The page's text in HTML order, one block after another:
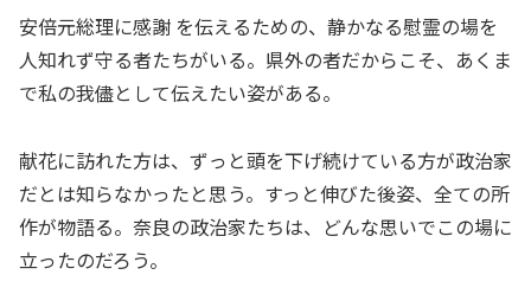
安倍元総理に感謝 を伝えるための、静かなる慰霊の場を
人知れず守る者たちがいる。県外の者だからこそ、あくま
で私の我儘として伝えたい姿がある。
献花に訪れた方は、ずっと頭を下げ続けている方が政治家
だとは知らなかったと思う。すっと伸びた後姿、全ての所
作が物語る。奈良の政治家たちは、どんな思いでこの場に
立ったのだろう。